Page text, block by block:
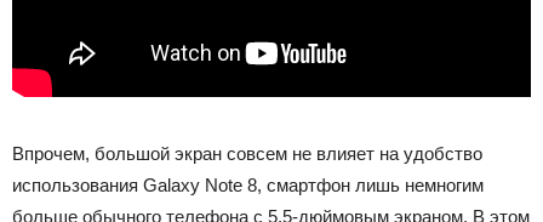
Впрочем, большой экран совсем не влияет на удобство
использования Galaxy Note 8, смартфон лишь немногим
больше обычного телефона с 5.5-дюймовым экраном. В этом